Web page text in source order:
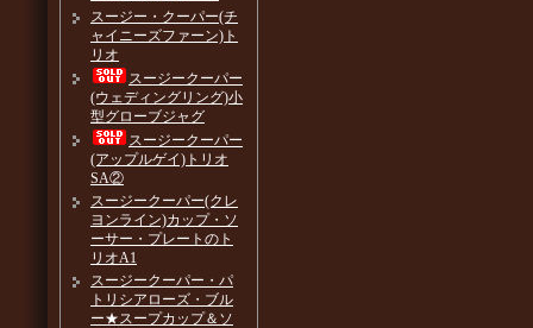
スージー・クーパー(チ
ャイニーズファーン)ト
リオ
スージークーパー
(ウェディングリング)小
型グローブジャグ
スージークーパー
(アップルゲイ)トリオ
SA②
スージークーパー(クレ
ヨンライン)カップ・ソ
ーサー・プレートのト
リオA1
スージークーパー・パ
トリシアローズ・ブル
ー★スープカップ＆ソ